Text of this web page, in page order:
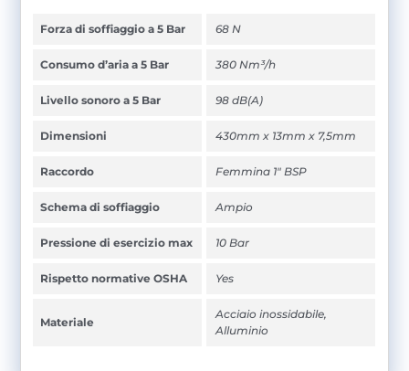
Forza di soffiaggio a 5 Bar 68 N
Consumo d’aria a 5 Bar 380 Nm³/h
Livello sonoro a 5 Bar 98 dB(A)
Dimensioni 430mm x 13mm x 7,5mm
Raccordo Femmina 1" BSP
Schema di soffiaggio Ampio
Pressione di esercizio max 10 Bar
Rispetto normative OSHA Yes
Materiale
Acciaio inossidabile,
Alluminio